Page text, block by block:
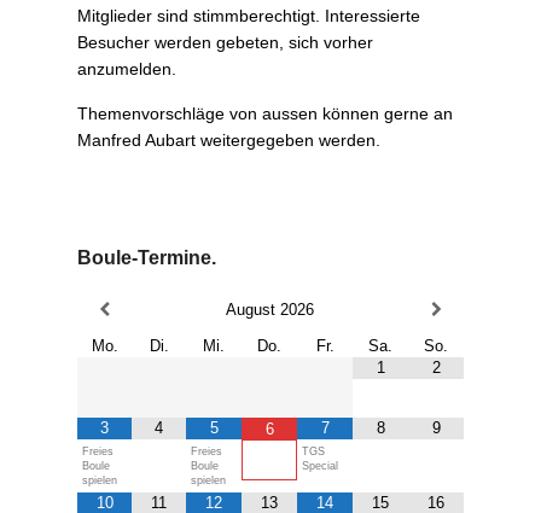
2
0
1
b
y
S
Mitglieder sind stimmberechtigt. Interessierte
Besucher werden gebeten, sich vorher
anzumelden.
Themenvorschläge von aussen können gerne an
Manfred Aubart weitergegeben werden.
Boule-Termine.
August 2026
Mo.
Di. Mi. Do. Fr. Sa.
So.
1
2
3
Freies
Boule
spielen
4 5
Freies
Boule
spielen
6 7
TGS
Special
8 9
10 11 12 13 14 15 16